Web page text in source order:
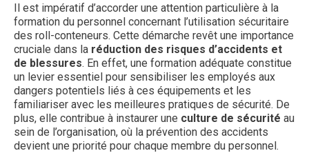
Il est impératif d’accorder une attention particulière à la
formation du personnel concernant l’utilisation sécuritaire
des roll-conteneurs. Cette démarche revêt une importance
cruciale dans la réduction des risques d’accidents et
de blessures. En effet, une formation adéquate constitue
un levier essentiel pour sensibiliser les employés aux
dangers potentiels liés à ces équipements et les
familiariser avec les meilleures pratiques de sécurité. De
plus, elle contribue à instaurer une culture de sécurité au
sein de l’organisation, où la prévention des accidents
devient une priorité pour chaque membre du personnel.